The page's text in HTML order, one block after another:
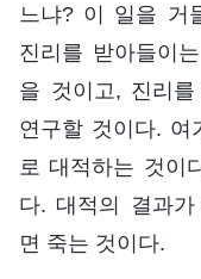
느냐? 이 일을 거
진리를 받아들이
을 것이고, 진리
연구할 것이다. 여
로 대적하는 것이
다. 대적의 결과
면 죽는 것이다.